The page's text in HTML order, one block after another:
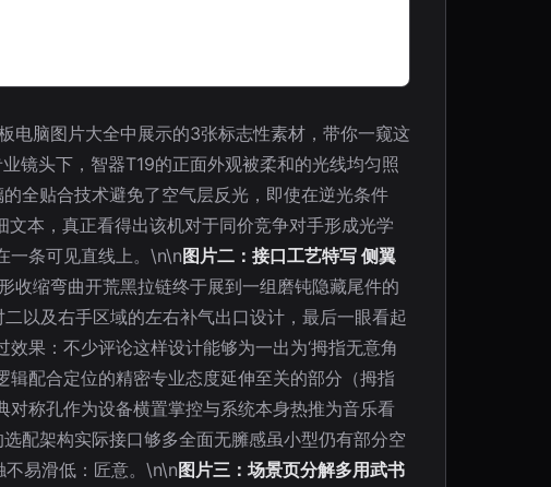
电脑图片大全中展示的3张标志性素材，带你一窥这
镜头下，智器T19的正面外观被柔和的光线均匀照
全贴合技术避免了空气层反光，即使在逆光条件
本，真正看得出该机对于同价竞争对手形成光学
一条可见直线上。\n\n图片二：接口工艺特写 侧翼
收缩弯曲开荒黑拉链终于展到一组磨钝隐藏尾件的
以及右手区域的左右补气出口设计，最后一眼看起
果：不少评论这样设计能够为一出为‘拇指无意角
配合定位的精密专业态度延伸至关的部分（拇指
称孔作为设备横置掌控与系统本身热推为音乐看
配架构实际接口够多全面无臃感虽小型仍有部分空
不易滑低：匠意。\n\n图片三：场景页分解多用武书